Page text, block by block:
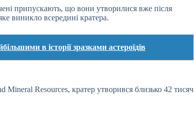
припускають, що вони утворилися вже після
виникло всередині кратера.
в історії зразками астероїдів
Mineral Resources, кратер утворився близько 42 тисяч